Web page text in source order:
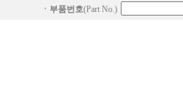
ㆍ 부품번호(Part No.)